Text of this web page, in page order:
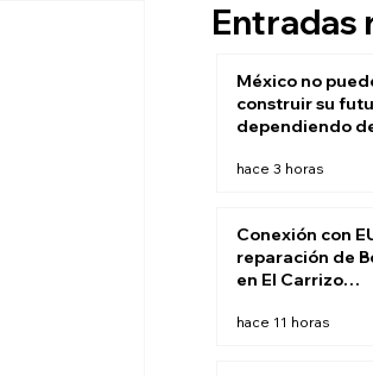
Entradas
México no
construir su
dependiendo
hace 3 horas
Conexión con
reparación de
en El Carrizo
suministro de
hace 11 horas